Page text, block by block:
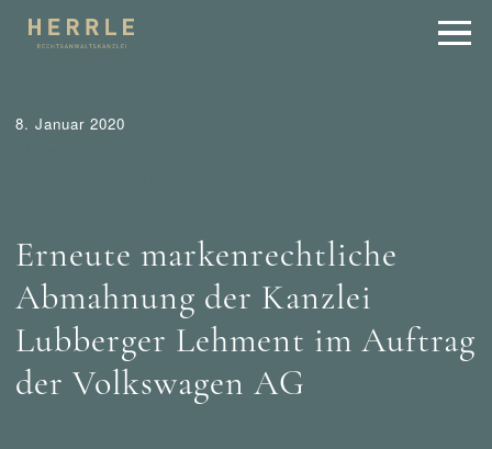
8. Januar 2020
Erneute markenrechtliche
Abmahnung der Kanzlei
Lubberger Lehment im Auftrag
der Volkswagen AG